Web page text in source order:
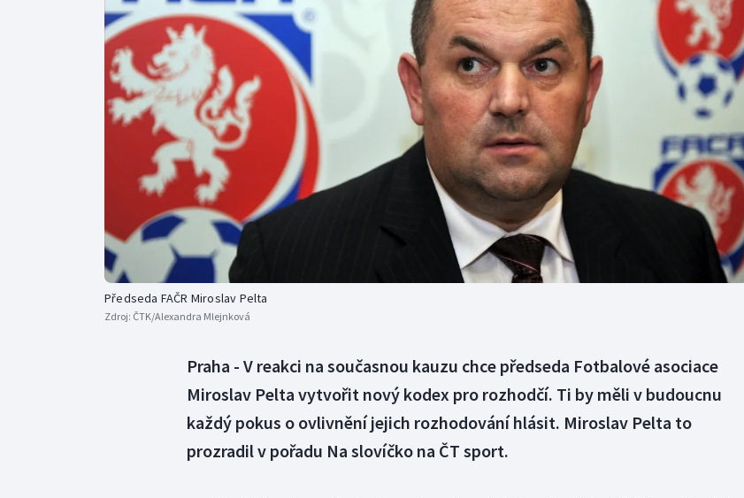
Curling
Dostihy
Florbal
Futsal
Golf
Moderní pětiboj
Motorsport
Olympijské hry
Parasport
Plavání
Plážový volejbal
Triatlon
Veslování
Vodní slalom
Volejbal
Ostatní
Předseda FAČR Miroslav Pelta
Zdroj: ČTK/Alexandra Mlejnková
Praha - V reakci na současnou kauzu chce předseda Fotbalové asociace
Miroslav Pelta vytvořit nový kodex pro rozhodčí. Ti by měli v budoucnu
každý pokus o ovlivnění jejich rozhodování hlásit. Miroslav Pelta to
prozradil v pořadu Na slovíčko na ČT sport.